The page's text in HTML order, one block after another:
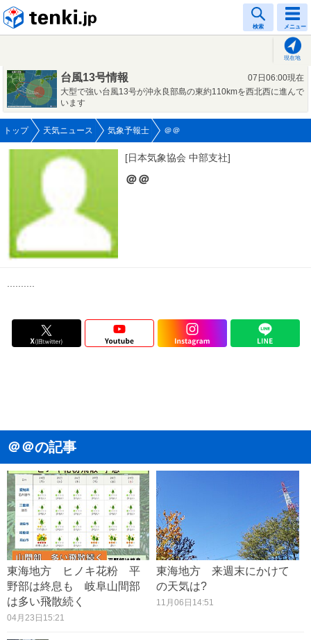
検索 メニュー
現在地
台風13号情報
07日06:00現在
大型で強い台風13号が沖永良部島の東約110kmを西北西に進んで
います
トップ 天気ニュース 気象予報士 ＠＠
[日本気象協会 中部支社]
＠＠
＠＠の記事
東海地方 ヒノキ花粉 平
野部は終息も 岐阜山間部
は多い飛散続く
04月23日15:21
東海地方 来週末にかけて
の天気は?
11月06日14:51